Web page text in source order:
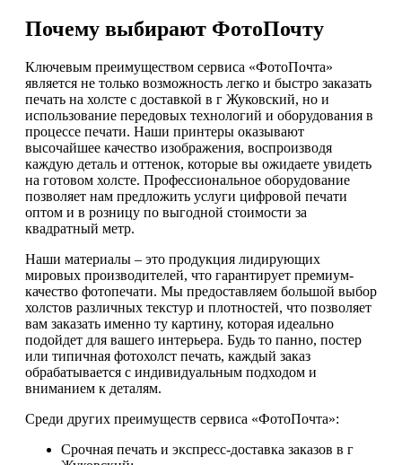
Почему выбирают ФотоПочту
Ключевым преимуществом сервиса «ФотоПочта»
является не только возможность легко и быстро заказать
печать на холсте с доставкой в г Жуковский, но и
использование передовых технологий и оборудования в
процессе печати. Наши принтеры оказывают
высочайшее качество изображения, воспроизводя
каждую деталь и оттенок, которые вы ожидаете увидеть
на готовом холсте. Профессиональное оборудование
позволяет нам предложить услуги цифровой печати
оптом и в розницу по выгодной стоимости за
квадратный метр.
Наши материалы – это продукция лидирующих
мировых производителей, что гарантирует премиум-
качество фотопечати. Мы предоставляем большой выбор
холстов различных текстур и плотностей, что позволяет
вам заказать именно ту картину, которая идеально
подойдет для вашего интерьера. Будь то панно, постер
или типичная фотохолст печать, каждый заказ
обрабатывается с индивидуальным подходом и
вниманием к деталям.
Среди других преимуществ сервиса «ФотоПочта»:
Срочная печать и экспресс-доставка заказов в г